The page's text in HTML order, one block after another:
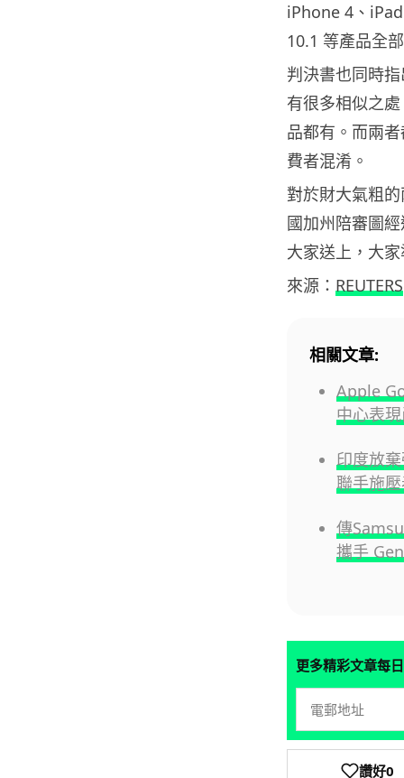
iPhone 4、
10.1 等產品全
判決書也同時
有很多相似之
品都有。而兩
費者混淆。
對於財大氣粗
國加州陪審圖
大家送上，大
來源： REUTERS
相關文章:
Apple
中心表
印度放
聯手施
傳
攜手
更多精彩文章每
讚好0